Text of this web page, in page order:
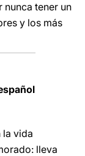
nunca tener un
y los más
la vida
lleva